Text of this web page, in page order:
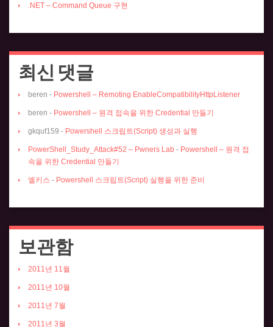
.NET – Command Queue 구현
최신 댓글
beren - Powershell – Remoting EnableCompatibilityHttpListener
beren - Powershell – 원격 접속을 위한 Credential 만들기
gkquf159 - Powershell 스크립트(Script) 생성과 실행
PowerShell_Study_Attack#52 – Pwners Lab - Powershell – 원격 접
속을 위한 Credential 만들기
엘키스 - Powershell 스크립트(Script) 실행을 위한 준비
보관함
2011년 11월
2011년 10월
2011년 7월
2011년 3월